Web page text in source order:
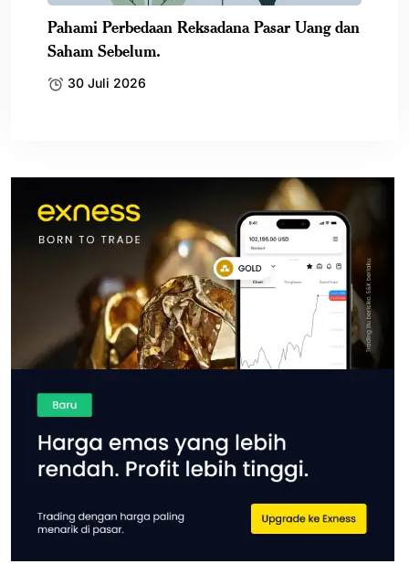
Pahami Perbedaan Reksadana Pasar Uang dan
Saham Sebelum.
30 Juli 2026